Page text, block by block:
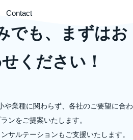
でも、まずはお
ください！
Contact
や業種に関わらず、各社のご要望に合わ
ンをご提案いたします。
サルテーションもご支援いたします。